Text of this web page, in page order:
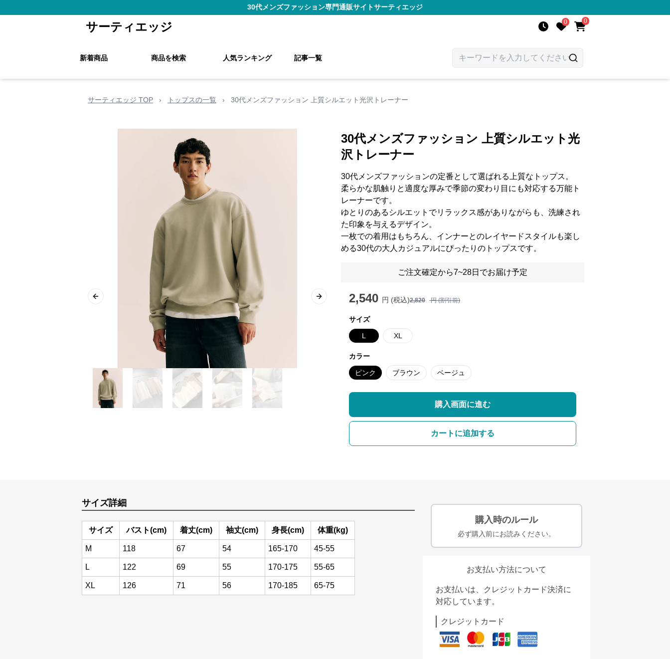
30代メンズファッション専門通販サイトサーティエッジ
サーティエッジ 0 0
新着商品 商品を検索 人気ランキング 記事一覧
サーティエッジ TOP › トップスの一覧 › 30代メンズファッション 上質シルエット光沢トレーナー
Previous slide Next slide
30代メンズファッション 上質シルエット光
沢トレーナー
30代メンズファッションの定番として選ばれる上質なトップス。
柔らかな肌触りと適度な厚みで季節の変わり目にも対応する万能ト
レーナーです。
ゆとりのあるシルエットでリラックス感がありながらも、洗練され
た印象を与えるデザイン。
一枚での着用はもちろん、インナーとのレイヤードスタイルも楽し
める30代の大人カジュアルにぴったりのトップスです。
ご注文確定から7~28日でお届け予定
2,540 円 (税込)2,820 円 (割引前)
サイズ
L XL
カラー
ピンク ブラウン ベージュ
購入画面に進む
カートに追加する
サイズ詳細
サイズ バスト(cm) 着丈(cm) 袖丈(cm) 身長(cm) 体重(kg)
M 118 67 54 165-170 45-55
L 122 69 55 170-175 55-65
XL 126 71 56 170-185 65-75
購入時のルール
必ず購入前にお読みください。
お支払い方法について
お支払いは、クレジットカード決済に
対応しています。
クレジットカード